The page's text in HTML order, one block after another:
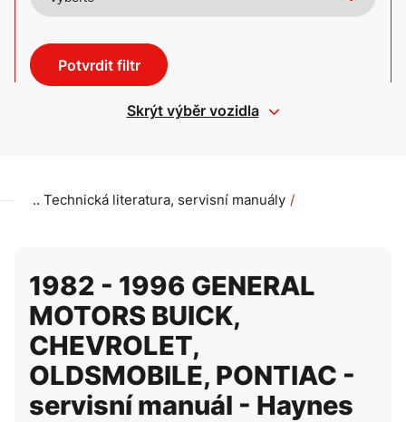
Potvrdit filtr
Skrýt výběr vozidla
Technická literatura, servisní manuály
1982 - 1996 GENERAL
MOTORS BUICK,
CHEVROLET,
OLDSMOBILE, PONTIAC -
servisní manuál - Haynes